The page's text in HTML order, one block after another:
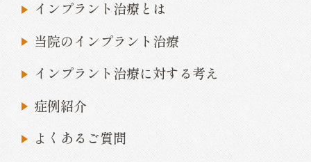
インプラント治療とは
当院のインプラント治療
インプラント治療に対する考え
症例紹介
よくあるご質問